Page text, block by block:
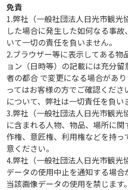
免責
1.弊社（一般社団法人日光市観光
した場合に発生した如何なる事
いて一切の責任を負いません。
2.ブラウザー等に表示してある物
ョン（日時等）の記載には充分
者の都合 で変更になる場合があ
ってはお客様の方でご確認くだ
について、弊社は一切責任を負い
3.弊社（一般社団法人日光市観光
に含まれる人物、物品、場所に
作権、意匠権、利用権などを持
意ください。
4.弊社（一般社団法人日光市観光
データの使用中止を通知する場合
当該画像データの使用を禁じます。